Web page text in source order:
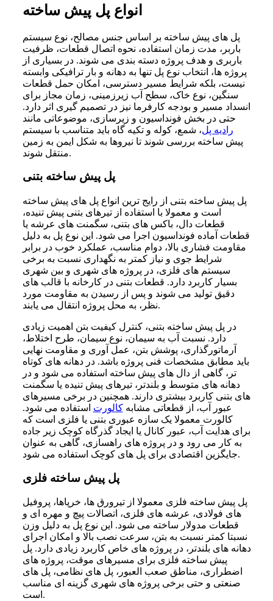
انواع پل پیش ساخته
پل های پیش ساخته بر اساس جنس مصالح، نوع سیستم
باربر، مدت زمان استفاده، نحوه اتصال قطعات، ظرفیت
باربری و هدف پروژه دسته بندی می شوند. در بسیاری از
پروژه ها، انتخاب نوع پل تنها به دهانه و بار ترافیکی وابسته
نیست، بلکه شرایط مسیر دسترسی، امکان حمل قطعات
سنگین، نوع خاک، سطح آب زیرزمینی، زمان مجاز برای
انسداد مسیر و بودجه کارفرما نیز در تصمیم گیری اثر دارد.
حتی در بخش فونداسیون و زیرسازی، موضوعاتی مانند
رادیه پل، شمع، کوله و تکیه گاه باید متناسب با سیستم
پیش ساخته بررسی شوند تا نیروها به شکل ایمن به زمین
منتقل شوند.
پل پیش ساخته بتنی
پل پیش ساخته بتنی از رایج ترین انواع پل های پیش ساخته
است و معمولا با استفاده از تیرهای بتنی پیش تنیده،
قطعات دال، باکس های بتنی، سگمنت های عرشه یا
قطعات آماده فونداسیون اجرا می شود. این نوع پل به دلیل
مقاومت فشاری بالا، دوام مناسب، عملکرد خوب در برابر
شرایط جوی و نیاز کمتر به نگهداری نسبت به برخی
سیستم های فلزی، در پروژه های شهری و بین شهری
بسیار کاربرد دارد. قطعات بتنی در کارخانه با قالب های
دقیق تولید می شوند و پس از رسیدن به مقاومت مورد
نظر، به محل پروژه انتقال می یابند.
در پل پیش ساخته بتنی، کنترل کیفیت بتن اهمیت زیادی
دارد. نسبت آب به سیمان، نوع سیمان، طرح اختلاط،
آرماتورگذاری، پوشش بتن، عمل آوری و مقاومت نهایی
باید مطابق مشخصات فنی پروژه باشد. در دهانه های کوتاه
تر، گاهی از دال های پیش ساخته استفاده می شود و در
دهانه های متوسط و بلندتر، تیرهای پیش تنیده یا سگمنت
های بتنی کاربرد بیشتری دارند. همچنین در برخی مسیرهای
عبور آب، از قطعاتی مشابهکالورت استفاده می شود.
کالورت معمولا یک سازه عبوری بتنی یا فلزی است که
برای هدایت آب، عبور کانال یا ایجاد گذرگاه کوچک زیر جاده
به کار می رود و در پروژه های راهسازی، گاهی به عنوان
جایگزین اقتصادی برای پل های کوچک استفاده می شود.
پل پیش ساخته فلزی
پل پیش ساخته فلزی معمولا از تیرورق ها، خرپاها، پروفیل
های فولادی، عرشه های فلزی، اتصالات پیچ و مهره ای و
قطعات مدولار ساخته می شود. این نوع پل به دلیل وزن
نسبتا کمتر نسبت به بتن، سرعت نصب بالا و امکان اجرای
دهانه های بلندتر، در پروژه های خاص کاربرد زیادی دارد. پل
پیش ساخته فلزی برای مسیرهای موقت، پروژه های
اضطراری، مناطق صعب العبور، پل های نظامی، پل های
صنعتی و حتی برخی پروژه های شهری گزینه ای مناسب
است.